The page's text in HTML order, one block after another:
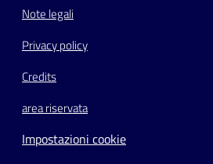
Note legali
Privacy policy
Credits
area riservata
Impostazioni cookie